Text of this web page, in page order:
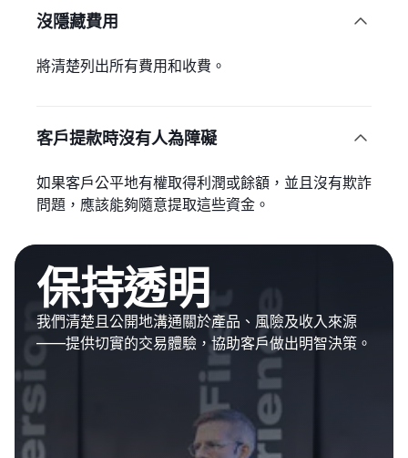
沒隱藏費用 
將清楚列出所有費用和收費。
客戶提款時沒有人為障礙 
如果客戶公平地有權取得利潤或餘額，並且沒有欺詐
問題，應該能夠隨意提取這些資金。
保持透明
我們清楚且公開地溝通關於產品、風險及收入來源
——提供切實的交易體驗，協助客戶做出明智決策。